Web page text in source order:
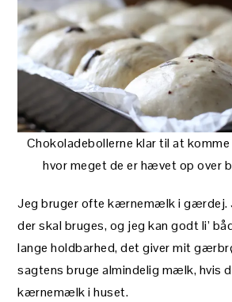
Chokoladebollerne klar til at
hvor meget de er hævet op over
Jeg bruger ofte kærnemælk i gærdej.
der skal bruges, og jeg kan godt li’
lange holdbarhed, det giver mit
sagtens bruge almindelig mælk, hvis
kærnemælk i huset.